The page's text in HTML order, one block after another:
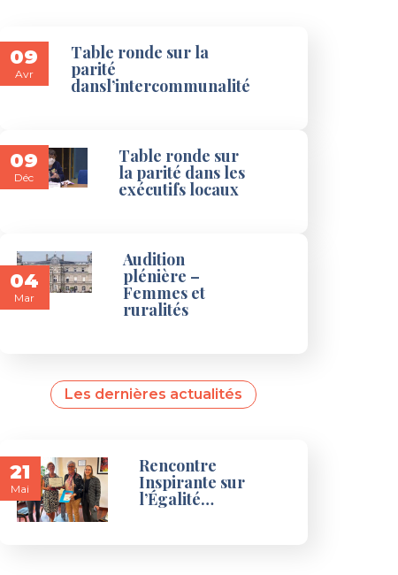
09
Avr
Table ronde sur la
parité
dansl’intercommunalité
09
Déc
Table ronde sur
la parité dans les
exécutifs locaux
04
Mar
Audition
plénière –
Femmes et
ruralités
Les dernières actualités
21
Mai
Rencontre
Inspirante sur
l’Égalité…